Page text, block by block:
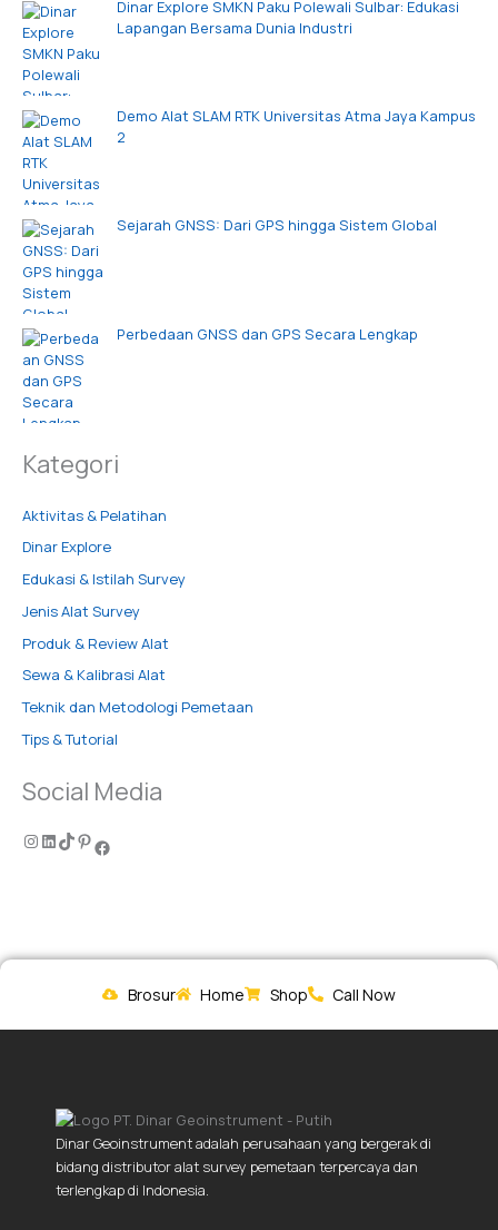
Dinar Explore SMKN Paku Polewali Sulbar: Edukasi
Lapangan Bersama Dunia Industri
Demo Alat SLAM RTK Universitas Atma Jaya Kampus
2
Sejarah GNSS: Dari GPS hingga Sistem Global
Perbedaan GNSS dan GPS Secara Lengkap
Kategori
Aktivitas & Pelatihan
Dinar Explore
Edukasi & Istilah Survey
Jenis Alat Survey
Produk & Review Alat
Sewa & Kalibrasi Alat
Teknik dan Metodologi Pemetaan
Tips & Tutorial
Social Media
Brosur Home Shop Call Now
Dinar Geoinstrument adalah perusahaan yang bergerak di
bidang distributor alat survey pemetaan terpercaya dan
terlengkap di Indonesia.